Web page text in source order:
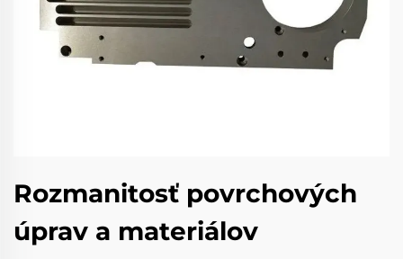
Rozmanitosť povrchových
úprav a materiálov